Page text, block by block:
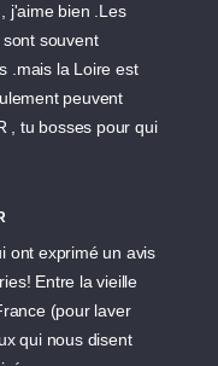
j'aime bien .Les
souvent
.mais la Loire est
peuvent
, tu bosses pour qui
ont exprimé un avis
Entre la vieille
(pour laver
qui nous disent